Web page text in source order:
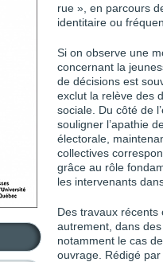
rue », en parcours
identitaire ou
Si on observe une
concernant la
de décisions est
exclut la relève des
sociale. Du côté de
souligner l’apathie
électorale,
collectives
grâce au rôle
les intervenants
Des travaux récents
autrement, dans
notamment le cas
ouvrage. Rédigé